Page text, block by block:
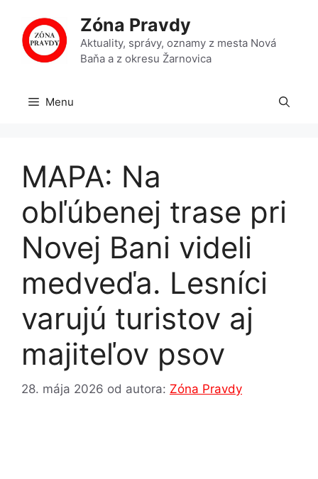
obsah
Zóna Pravdy
Aktuality, správy, oznamy z mesta Nová
Baňa a z okresu Žarnovica
Menu
MAPA: Na
obľúbenej trase pri
Novej Bani videli
medveďa. Lesníci
varujú turistov aj
majiteľov psov
28. mája 2026 od autora: Zóna Pravdy